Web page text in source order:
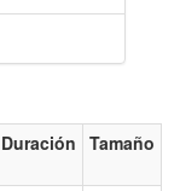
Duración Tamaño